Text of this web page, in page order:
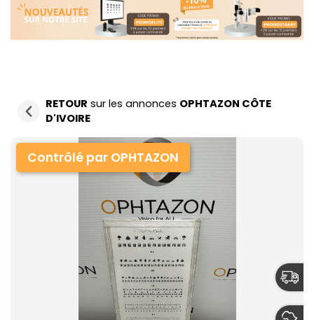
RETOUR sur les annonces OPHTAZON CÔTE
D'IVOIRE
Contrôlé par OPHTAZON